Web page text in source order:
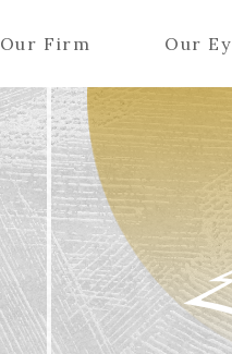
Our Firm Our